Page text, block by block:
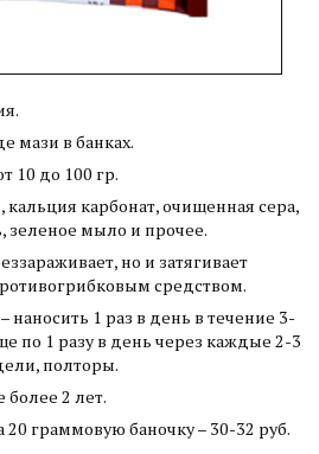
мази в банках.
10 до 100 гр.
кальция карбонат, очищенная сера,
зеленое мыло и прочее.
но и затягивает
средством.
наносить 1 раз в день в течение 3-
по 1 разу в день через каждые 2-3
полторы.
2 лет.
20 граммовую баночку – 30-32 руб.